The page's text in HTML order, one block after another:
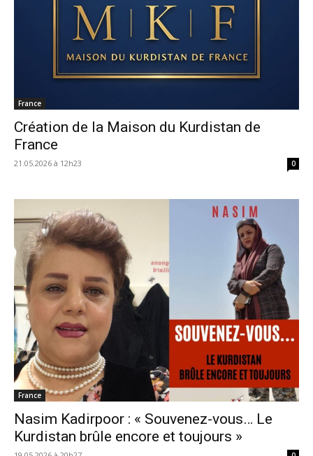
France
Création de la Maison du Kurdistan de
France
21.05.2026 à 12h23 0
France
Nasim Kadirpoor : « Souvenez-vous… Le
Kurdistan brûle encore et toujours »